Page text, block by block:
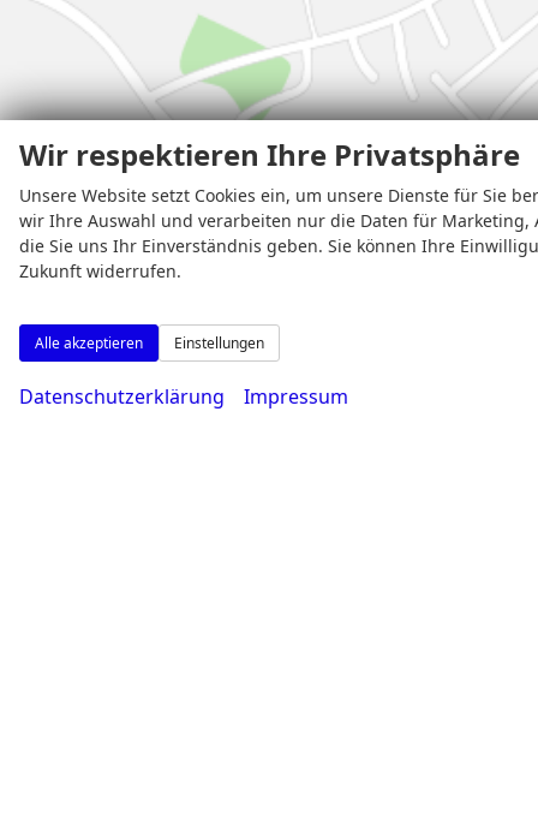
Wir respektieren Ihre Privatsphäre
Unsere Website setzt Cookies ein, um unsere Dienste für Sie
wir Ihre Auswahl und verarbeiten nur die Daten für Marketing,
die Sie uns Ihr Einverständnis geben. Sie können Ihre
Zukunft widerrufen.
Alle akzeptieren Einstellungen
Datenschutzerklärung Impressum